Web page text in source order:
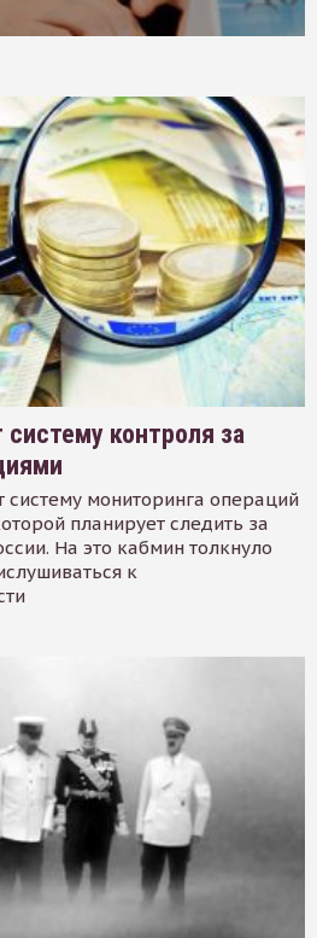
контроля за
систему мониторинга операций
планирует следить за
На это кабмин толкнуло
к